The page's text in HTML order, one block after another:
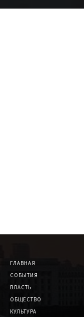
ГЛАВНАЯ
СОБЫТИЯ
ВЛАСТЬ
ОБЩЕСТВО
КУЛЬТУРА